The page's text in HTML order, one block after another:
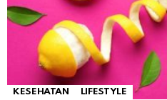
KESEHATAN LIFESTYLE